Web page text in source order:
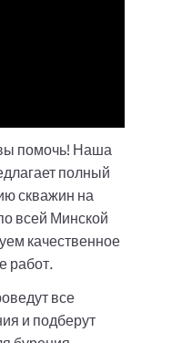
помочь! Наша
полный
скважин на
всей Минской
качественное
работ.
все
и подберут